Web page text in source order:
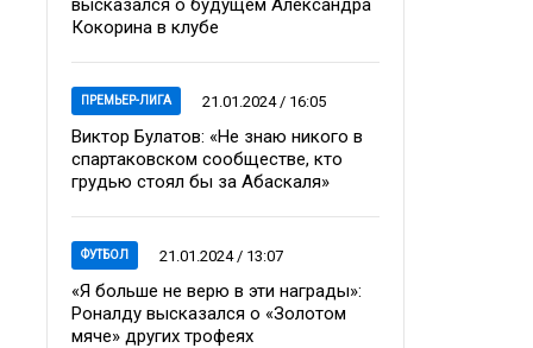
высказался о будущем Александра
Кокорина в клубе
ПРЕМЬЕР-ЛИГА 21.01.2024 / 16:05
Виктор Булатов: «Не знаю никого в
спартаковском сообществе, кто
грудью стоял бы за Абаскаля»
ФУТБОЛ 21.01.2024 / 13:07
«Я больше не верю в эти награды»:
Роналду высказался о «Золотом
мяче» других трофеях